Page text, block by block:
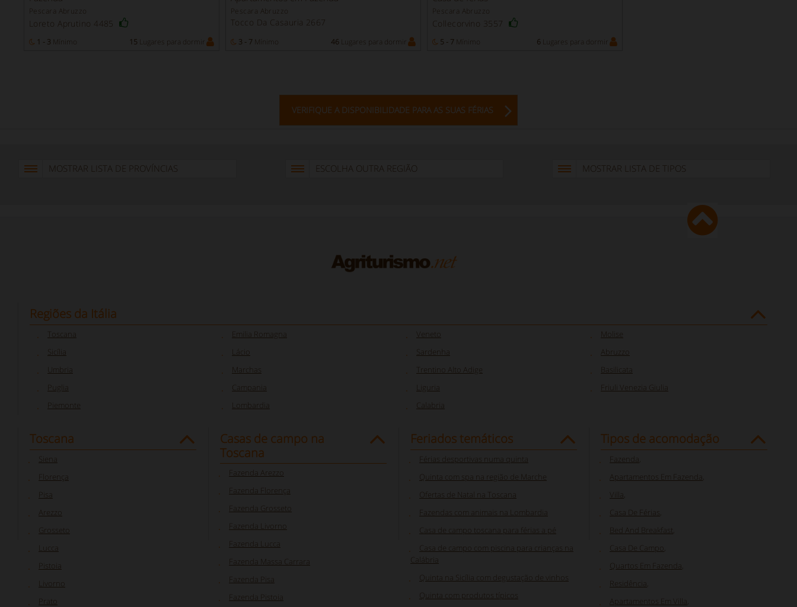
Pescara Abruzzo
Loreto Aprutino 4485
1 - 3 Mínimo 15 Lugares para dormir
Pescara Abruzzo
Tocco Da Casauria 2667
3 - 7 Mínimo 46 Lugares para dormir
Pescara Abruzzo
Collecorvino 3557
5 - 7 Mínimo 6 Lugares para dormir
VERIFIQUE A DISPONIBILIDADE PARA AS SUAS FÉRIAS
MOSTRAR LISTA DE PROVÍNCIAS ESCOLHA OUTRA REGIÃO MOSTRAR LISTA DE TIPOS
Regiões da Itália
Toscana
Sicília
Umbria
Puglia
Piemonte
Emilia Romagna
Lácio
Marchas
Campania
Lombardia
Veneto
Sardenha
Trentino Alto Adige
Liguria
Calabria
Molise
Abruzzo
Basilicata
Friuli Venezia Giulia
Toscana
Siena
Florença
Pisa
Arezzo
Grosseto
Lucca
Pistoia
Livorno
Prato
Casas de campo na
Toscana
Fazenda Arezzo
Fazenda Florença
Fazenda Grosseto
Fazenda Livorno
Fazenda Lucca
Fazenda Massa Carrara
Fazenda Pisa
Fazenda Pistoia
Feriados temáticos
Férias desportivas numa quinta
Quinta com spa na região de Marche
Ofertas de Natal na Toscana
Fazendas com animais na Lombardia
Casa de campo toscana para férias a pé
Casa de campo com piscina para crianças na
Calábria
Quinta na Sicília com degustação de vinhos
Quinta com produtos típicos
Tipos de acomodação
Fazenda
Apartamentos Em Fazenda
Villa
Casa De Férias
Bed And Breakfast
Casa De Campo
Quartos Em Fazenda
Residência
Apartamentos Em Villa